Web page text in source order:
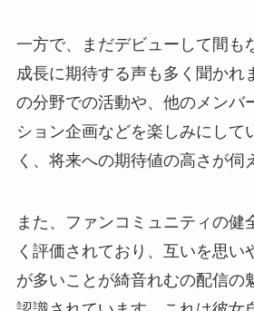
一方で、まだデビューして間も
成長に期待する声も多く聞かれ
の分野での活動や、他のメンバ
ション企画などを楽しみにして
く、将来への期待値の高さが伺
また、ファンコミュニティの健
く評価されており、互いを思い
が多いことが綺音れむの配信の